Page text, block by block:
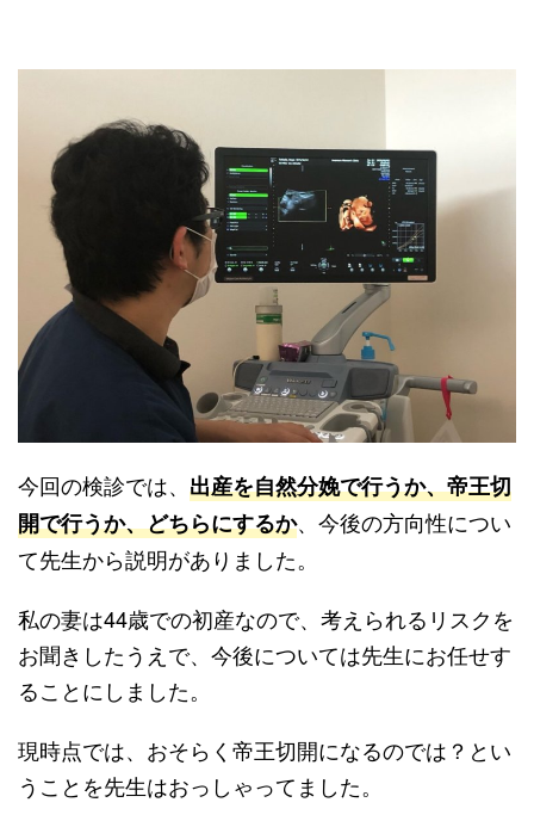
今回の検診では、 出産を自然分娩で行うか、帝王切
開で行うか、どちらにするか、今後の方向性につい
て先生から説明がありました。
私の妻は44歳での初産なので、考えられるリスクを
お聞きしたうえで、今後については先生にお任せす
ることにしました。
現時点では、おそらく帝王切開になるのでは？とい
うことを先生はおっしゃってました。